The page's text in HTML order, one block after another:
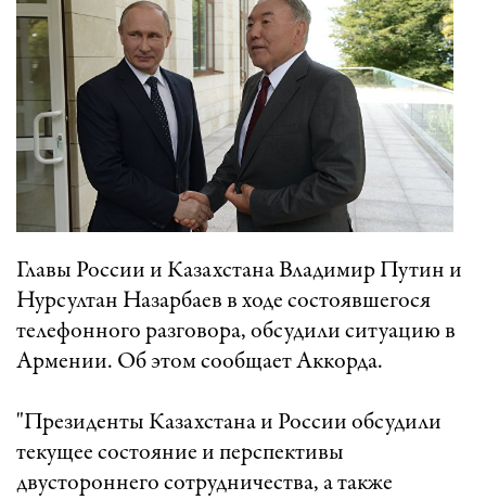
Главы России и Казахстана Владимир Путин и
Нурсултан Назарбаев в ходе состоявшегося
телефонного разговора, обсудили ситуацию в
Армении. Об этом сообщает Аккорда.
"Президенты Казахстана и России обсудили
текущее состояние и перспективы
двустороннего сотрудничества, а также